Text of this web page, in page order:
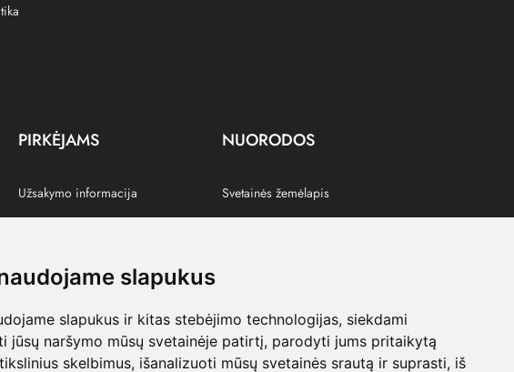
slapukus
slapukus ir kitas stebėjimo technologijas, siekdami
jūsų naršymo mūsų svetainėje patirtį, parodyti jums pritaikytą
skelbimus, išanalizuoti mūsų svetainės srautą ir suprasti, iš
PIRKĖJAMS
Užsakymo informacija
Paskyra
Pamėgtos prekės
NUORODOS
Svetainės žemėlapis